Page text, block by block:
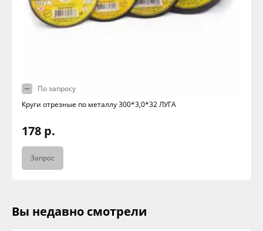
По запросу
Круги отрезные по металлу 300*3,0*32 ЛУГА
178 р.
Запрос
Вы недавно смотрели